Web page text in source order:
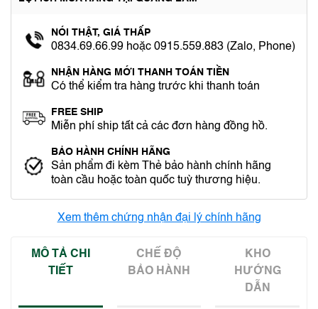
NÓI THẬT, GIÁ THẤP
0834.69.66.99 hoặc 0915.559.883 (Zalo, Phone)
NHẬN HÀNG MỚI THANH TOÁN TIỀN
Có thể kiểm tra hàng trước khi thanh toán
FREE SHIP
Miễn phí ship tất cả các đơn hàng đồng hồ.
BẢO HÀNH CHÍNH HÃNG
Sản phẩm đi kèm Thẻ bảo hành chính hãng
toàn cầu hoặc toàn quốc tuỳ thương hiệu.
Xem thêm chứng nhận đại lý chính hãng
MÔ TẢ CHI
TIẾT
CHẾ ĐỘ
BẢO HÀNH
KHO
HƯỚNG
DẪN